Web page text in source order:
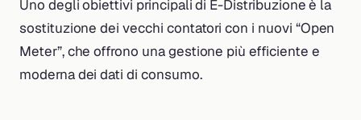
Uno degli obiettivi principali di E-Distribuzione è la
sostituzione dei vecchi contatori con i nuovi “Open
Meter”, che offrono una gestione più efficiente e
moderna dei dati di consumo.